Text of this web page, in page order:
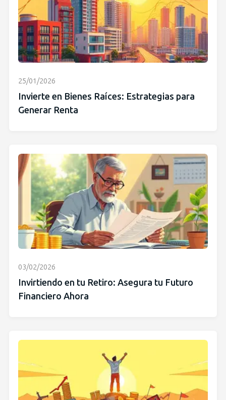
25/01/2026
Invierte en Bienes Raíces: Estrategias para
Generar Renta
03/02/2026
Invirtiendo en tu Retiro: Asegura tu Futuro
Financiero Ahora